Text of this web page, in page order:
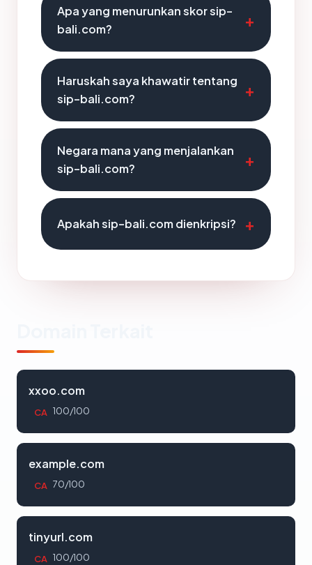
Apa yang menurunkan skor sip-
bali.com?
Haruskah saya khawatir tentang
sip-bali.com?
Negara mana yang menjalankan
sip-bali.com?
Apakah sip-bali.com dienkripsi?
xxoo.com
CA 100/100
example.com
CA 70/100
tinyurl.com
CA 100/100